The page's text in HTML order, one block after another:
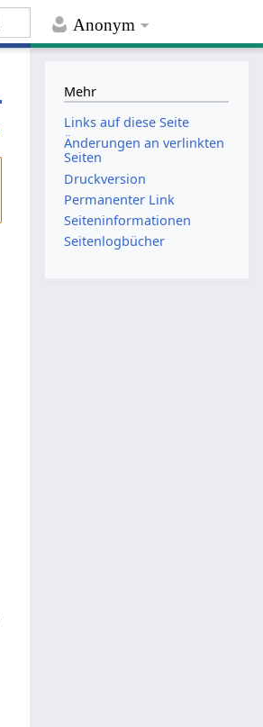
Anonym
Mehr
Links auf diese Seite
Änderungen an verlinkten
Seiten
Druckversion
Permanenter Link
Seiten­­informationen
Seitenlogbücher